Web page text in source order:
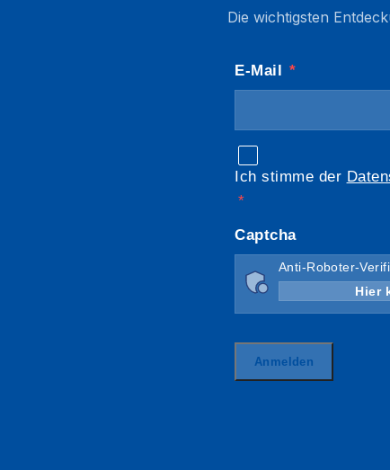
Die wichtigsten